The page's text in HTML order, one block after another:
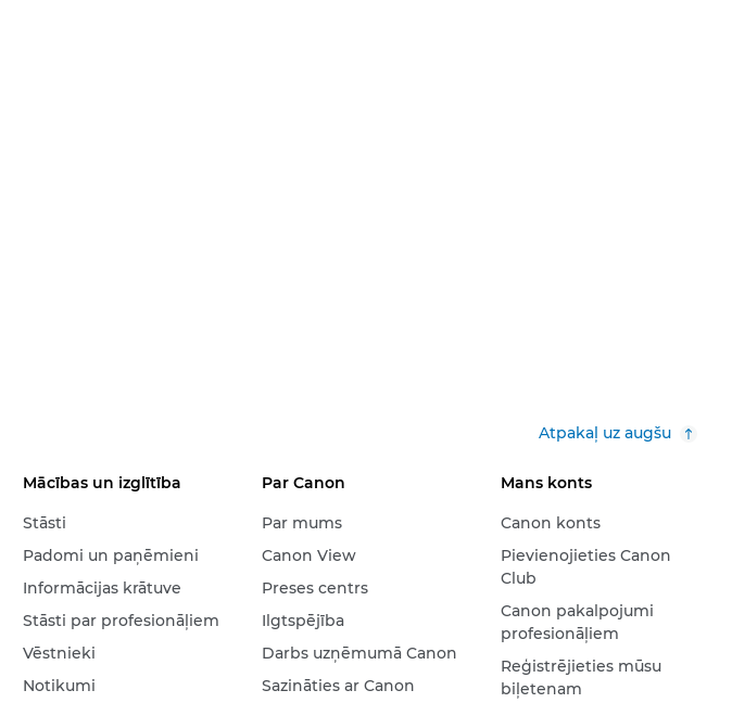
Atpakaļ uz augšu
Mācības un izglītība
Stāsti
Padomi un paņēmieni
Informācijas krātuve
Stāsti par profesionāļiem
Vēstnieki
Notikumi
Par Canon
Par mums
Canon View
Preses centrs
Ilgtspējība
Darbs uzņēmumā Canon
Sazināties ar Canon
Mans konts
Canon konts
Pievienojieties Canon
Club
Canon pakalpojumi
profesionāļiem
Reģistrējieties mūsu
biļetenam